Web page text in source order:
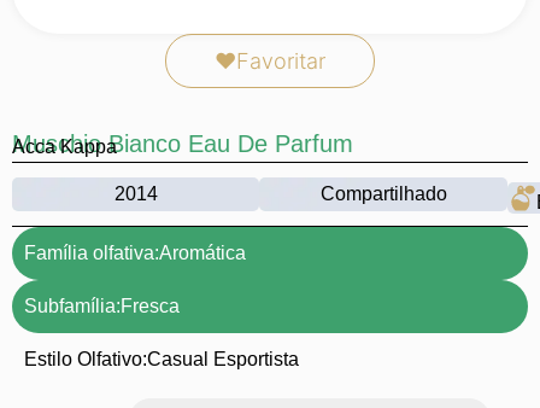
❤Favoritar
Muschio Bianco Eau De Parfum
Acca Kappa
2014 Compartilhado
Família olfativa:Aromática
Subfamília:Fresca
Estilo Olfativo:Casual Esportista